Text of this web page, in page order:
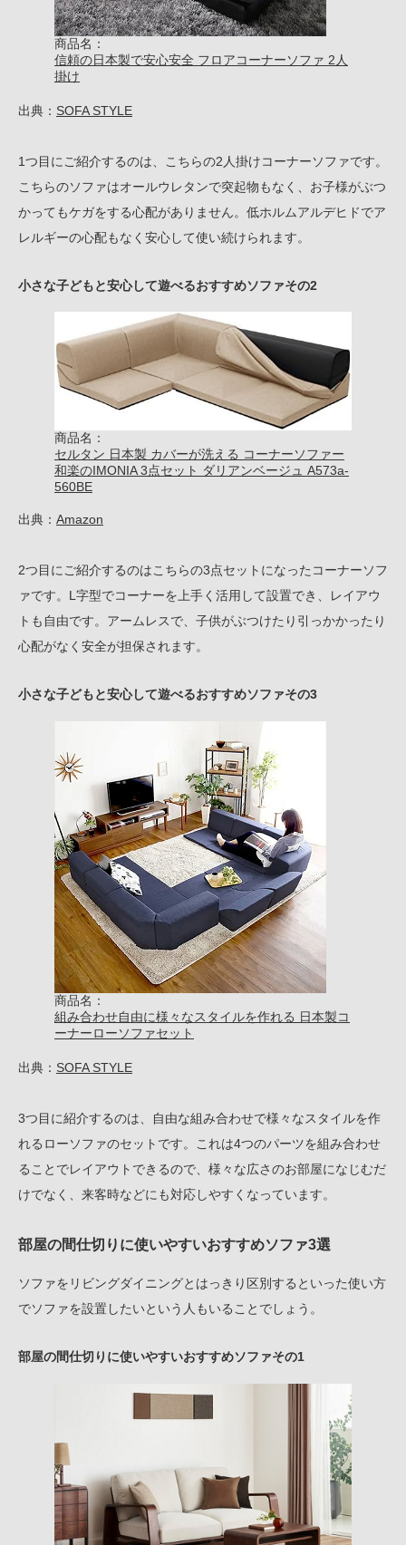
商品名：
信頼の日本製で安心安全 フロアコーナーソファ 2人
掛け
出典： SOFA STYLE
1つ目にご紹介するのは、こちらの2人掛けコーナーソファです。
こちらのソファはオールウレタンで突起物もなく、お子様がぶつ
かってもケガをする心配がありません。低ホルムアルデヒドでア
レルギーの心配もなく安心して使い続けられます。
小さな子どもと安心して遊べるおすすめソファその2
商品名：
セルタン 日本製 カバーが洗える コーナーソファー
和楽のIMONIA 3点セット ダリアンベージュ A573a-
560BE
出典： Amazon
2つ目にご紹介するのはこちらの3点セットになったコーナーソフ
ァです。L字型でコーナーを上手く活用して設置でき、レイアウ
トも自由です。アームレスで、子供がぶつけたり引っかかったり
心配がなく安全が担保されます。
小さな子どもと安心して遊べるおすすめソファその3
商品名：
組み合わせ自由に様々なスタイルを作れる 日本製コ
ーナーローソファセット
出典： SOFA STYLE
3つ目に紹介するのは、自由な組み合わせで様々なスタイルを作
れるローソファのセットです。これは4つのパーツを組み合わせ
ることでレイアウトできるので、様々な広さのお部屋になじむだ
けでなく、来客時などにも対応しやすくなっています。
部屋の間仕切りに使いやすいおすすめソファ3選
ソファをリビングダイニングとはっきり区別するといった使い方
でソファを設置したいという人もいることでしょう。
部屋の間仕切りに使いやすいおすすめソファその1